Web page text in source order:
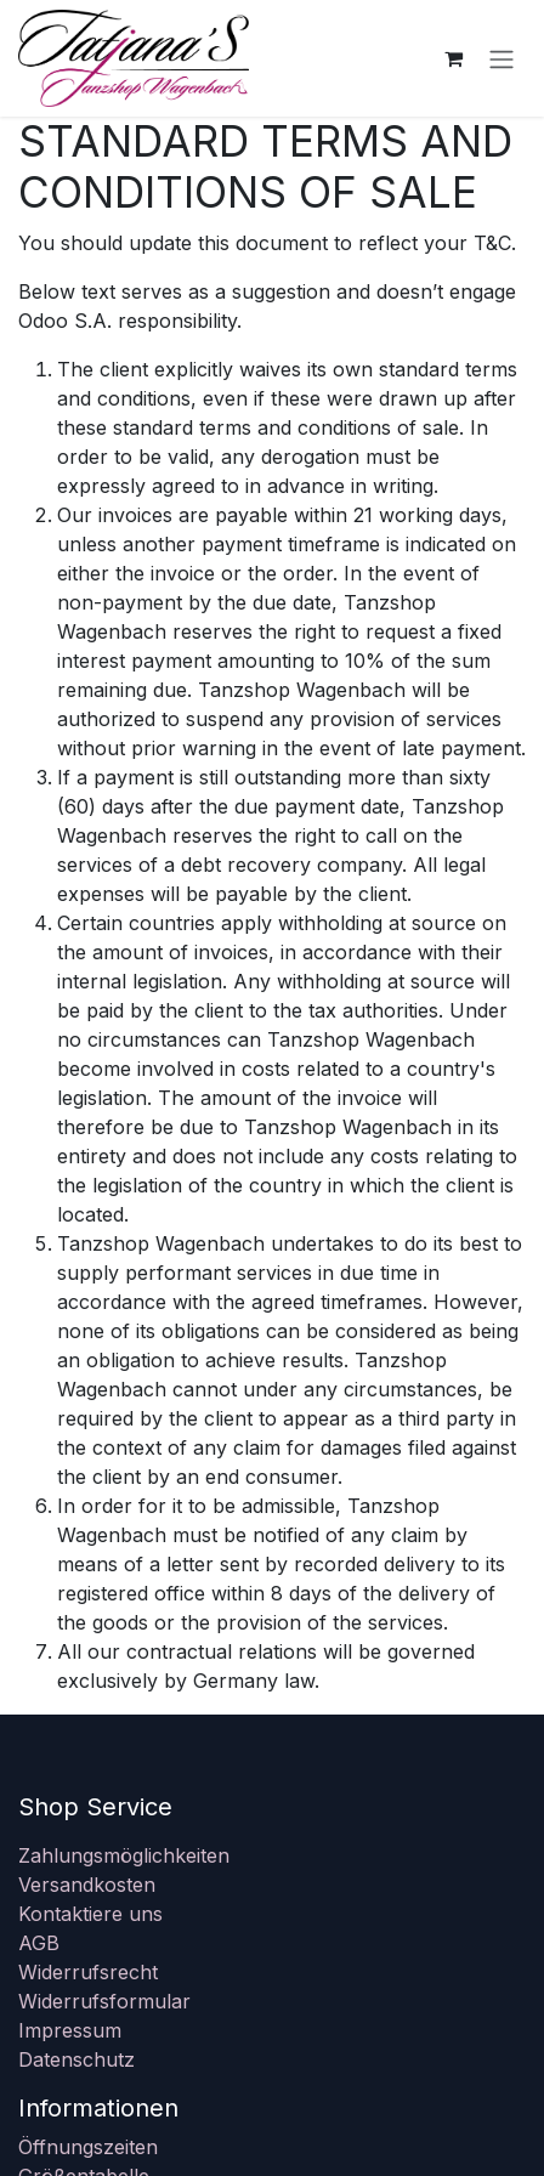
Skip to Content
STANDARD TERMS AND
CONDITIONS OF SALE
You should update this document to reflect your T&C.
Below text serves as a suggestion and doesn’t engage
Odoo S.A. responsibility.
The client explicitly waives its own standard terms
and conditions, even if these were drawn up after
these standard terms and conditions of sale. In
order to be valid, any derogation must be
expressly agreed to in advance in writing.
Our invoices are payable within 21 working days,
unless another payment timeframe is indicated on
either the invoice or the order. In the event of
non-payment by the due date, Tanzshop
Wagenbach reserves the right to request a fixed
interest payment amounting to 10% of the sum
remaining due. Tanzshop Wagenbach will be
authorized to suspend any provision of services
without prior warning in the event of late payment.
If a payment is still outstanding more than sixty
(60) days after the due payment date, Tanzshop
Wagenbach reserves the right to call on the
services of a debt recovery company. All legal
expenses will be payable by the client.
Certain countries apply withholding at source on
the amount of invoices, in accordance with their
internal legislation. Any withholding at source will
be paid by the client to the tax authorities. Under
no circumstances can Tanzshop Wagenbach
become involved in costs related to a country's
legislation. The amount of the invoice will
therefore be due to Tanzshop Wagenbach in its
entirety and does not include any costs relating to
the legislation of the country in which the client is
located.
Tanzshop Wagenbach undertakes to do its best to
supply performant services in due time in
accordance with the agreed timeframes. However,
none of its obligations can be considered as being
an obligation to achieve results. Tanzshop
Wagenbach cannot under any circumstances, be
required by the client to appear as a third party in
the context of any claim for damages filed against
the client by an end consumer.
In order for it to be admissible, Tanzshop
Wagenbach must be notified of any claim by
means of a letter sent by recorded delivery to its
registered office within 8 days of the delivery of
the goods or the provision of the services.
All our contractual relations will be governed
exclusively by Germany law.
Shop Service
Zahlungsmöglichkeiten
Versandkosten
Kontaktiere uns
AGB
Widerrufsrecht
Widerrufsformular
Impressum
Datenschutz
Informationen
Öffnungszeiten